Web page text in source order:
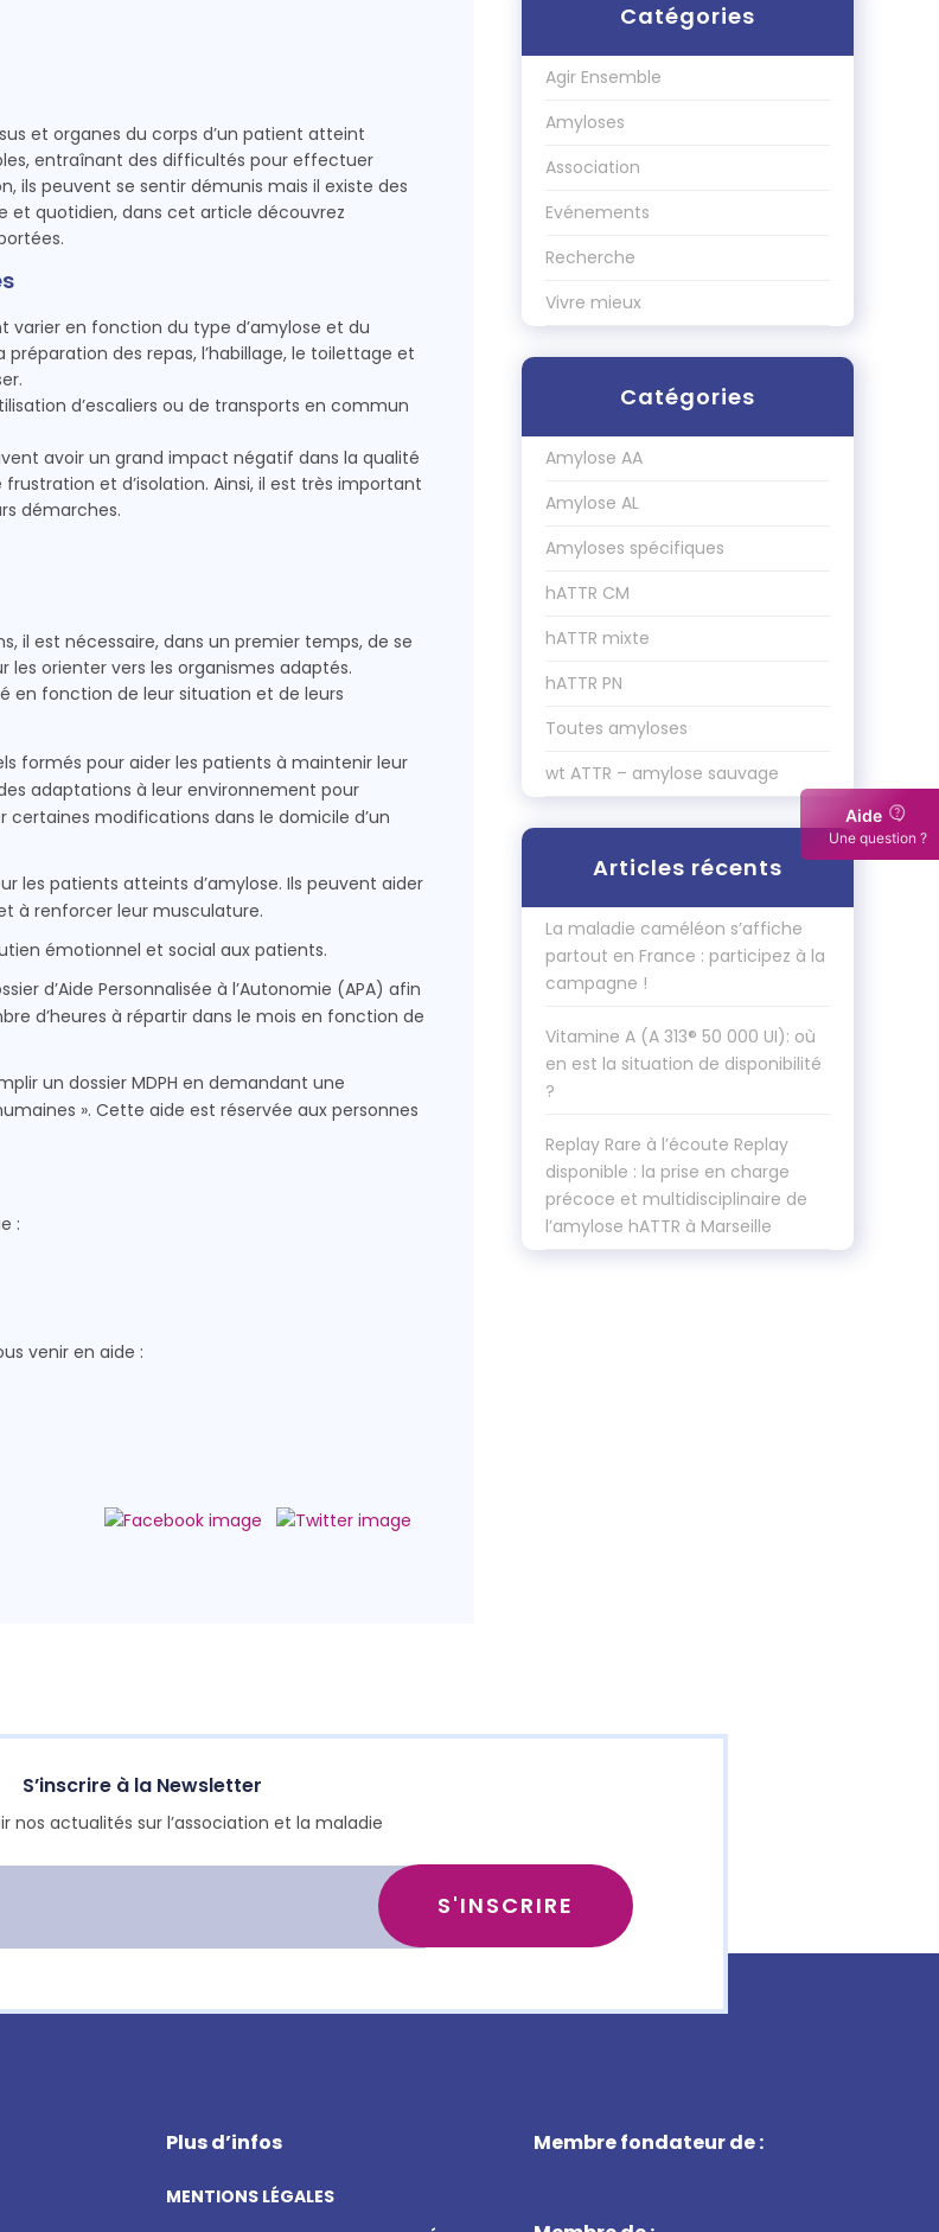
et organes du corps d’un patient atteint
entraînant des difficultés pour effectuer
ils peuvent se sentir démunis mais il existe des
et quotidien, dans cet article découvrez
en fonction du type d’amylose et du
des repas, l’habillage, le toilettage et
d’escaliers ou de transports en commun
avoir un grand impact négatif dans la qualité
et d’isolation. Ainsi, il est très important
démarches.
il est nécessaire, dans un premier temps, de se
les orienter vers les organismes adaptés.
en fonction de leur situation et de leurs
formés pour aider les patients à maintenir leur
adaptations à leur environnement pour
modifications dans le domicile d’un
les patients atteints d’amylose. Ils peuvent aider
à renforcer leur musculature.
émotionnel et social aux patients.
d’Aide Personnalisée à l’Autonomie (APA) afin
d’heures à répartir dans le mois en fonction de
un dossier MDPH en demandant une
». Cette aide est réservée aux personnes
:
venir en aide :
Catégories
Agir Ensemble
Amyloses
Association
Evénements
Recherche
Vivre mieux
Catégories
Amylose AA
Amylose AL
Amyloses spécifiques
hATTR CM
hATTR mixte
hATTR PN
Toutes amyloses
wt ATTR – amylose sauvage
Articles récents
La maladie caméléon s’affiche
partout en France : participez à la
campagne !
Vitamine A (A 313® 50 000 UI): où
en est la situation de disponibilité
?
Replay Rare à l’écoute Replay
disponible : la prise en charge
précoce et multidisciplinaire de
l’amylose hATTR à Marseille
S’inscrire à la Newsletter
nos actualités sur l’association et la maladie
Plus d’infos
MENTIONS LÉGALES
Membre fondateur de :
Aide
Une question ?